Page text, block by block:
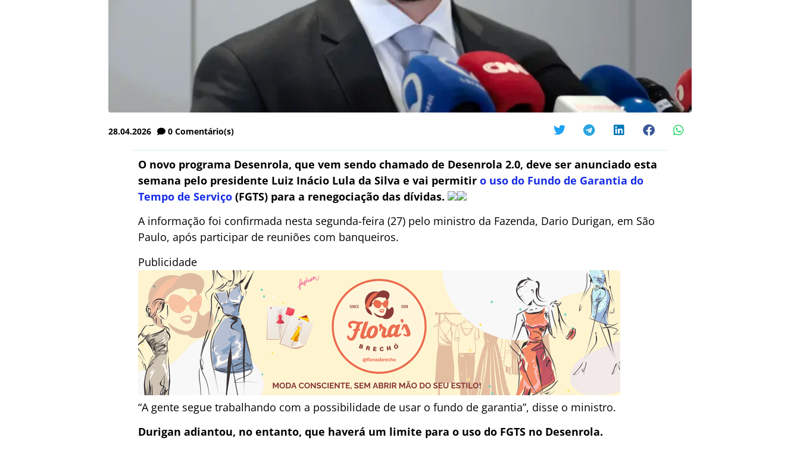
28.04.2026 0 Comentário(s)
O novo programa Desenrola, que vem sendo chamado de Desenrola 2.0, deve ser anunciado esta
semana pelo presidente Luiz Inácio Lula da Silva e vai permitir o uso do Fundo de Garantia do
Tempo de Serviço (FGTS) para a renegociação das dívidas.
A informação foi confirmada nesta segunda-feira (27) pelo ministro da Fazenda, Dario Durigan, em São
Paulo, após participar de reuniões com banqueiros.
Publicidade
“A gente segue trabalhando com a possibilidade de usar o fundo de garantia”, disse o ministro.
Durigan adiantou, no entanto, que haverá um limite para o uso do FGTS no Desenrola.